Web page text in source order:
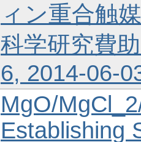
ィン重合触
科学研究費
6, 2014-06-
MgO/
Establishing